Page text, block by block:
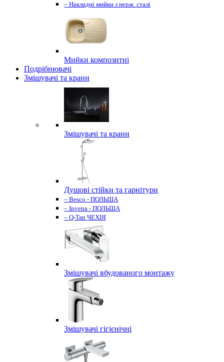
– Накладні мийки з нерж. сталі
Мийки композитні
Подрібнювачі
Змішувачі та крани
Змішувачі та крани
Душові стійки та гарнітури
– Besco - ПОЛЬЩА
– Invena - ПОЛЬЩА
– Q-Tap ЧЕХІЯ
Змішувачі вбудованого монтажу
Змішувачі гігієнічні